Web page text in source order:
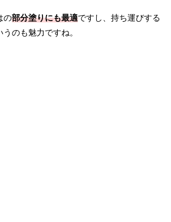
の部分塗りにも最適ですし、持ち運びする
のも魅力ですね。